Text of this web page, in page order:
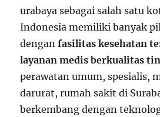
urabaya sebagai salah satu
Indonesia memiliki banyak
denganfasilitas kesehatan
layanan medis berkualitas
perawatan umum, spesialis,
darurat, rumah sakit di
berkembang dengan